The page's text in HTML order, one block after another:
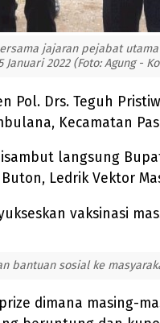
jajaran pejabat
2022 (Foto: Agung -
Pol. Drs. Teguh
Kecamatan
langsung
Ledrik Vektor
vaksinasi
bantuan sosial ke
dimana masing-